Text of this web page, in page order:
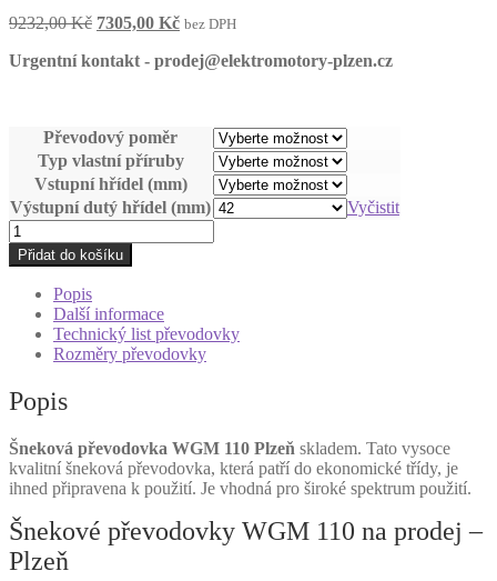
9232,00Kč Původní
byla:
7305,00 KčAktuální
je:
bez DPH
Urgentní kontakt - prodej@elektromotory-plzen.cz
Převodový poměr
Typ vlastní příruby
Vstupní hřídel (mm)
Výstupní dutý hřídel (mm)
Vyčistit
Převodovka
šneková
WGM
Plzeň
množství
Přidat do košíku
Popis
Další informace
Technický list převodovky
Rozměry převodovky
Popis
Šneková převodovka WGM 110 Plzeň skladem. Tato vysoce
kvalitní šneková převodovka, která patří do ekonomické třídy, je
ihned připravena k použití. Je vhodná pro široké spektrum použití.
Šnekové převodovky WGM 110 na prodej –
Plzeň